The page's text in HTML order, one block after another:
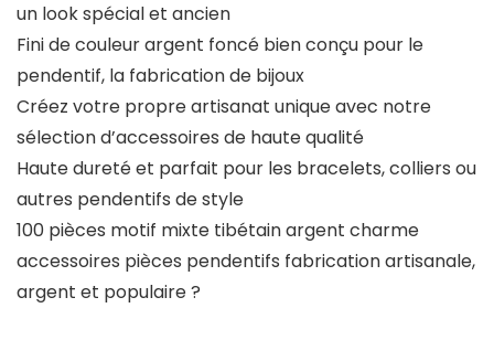
un look spécial et ancien
Fini de couleur argent foncé bien conçu pour le
pendentif, la fabrication de bijoux
Créez votre propre artisanat unique avec notre
sélection d’accessoires de haute qualité
Haute dureté et parfait pour les bracelets, colliers ou
autres pendentifs de style
100 pièces motif mixte tibétain argent charme
accessoires pièces pendentifs fabrication artisanale,
argent et populaire ?